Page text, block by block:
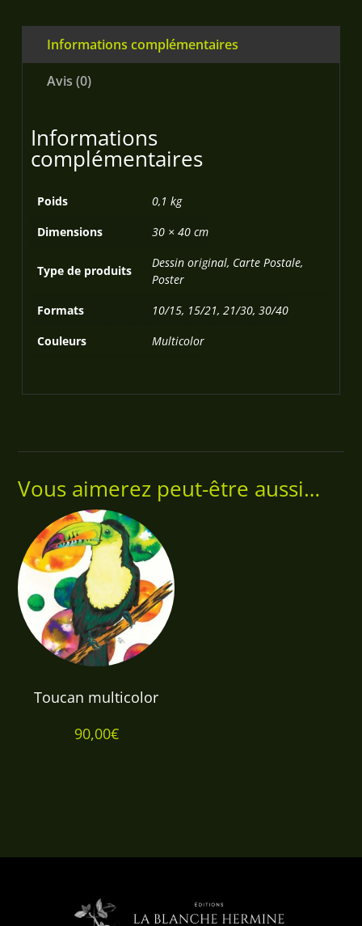
Informations complémentaires
Avis (0)
Informations
complémentaires
Poids
0,1 kg
Dimensions
30 × 40 cm
Type de produits
Dessin original, Carte Postale,
Poster
Formats
10/15, 15/21, 21/30, 30/40
Couleurs
Multicolor
Vous aimerez peut-être aussi…
Toucan multicolor
90,00€